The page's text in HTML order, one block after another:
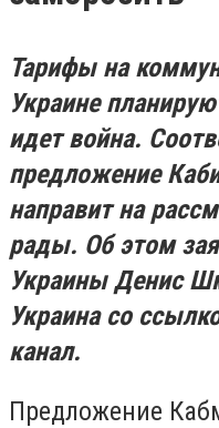
Тарифы на
Украине
идет война.
предложение
направит на
рады. Об этом
Украины Денис
Украина со
канал.
Предложение